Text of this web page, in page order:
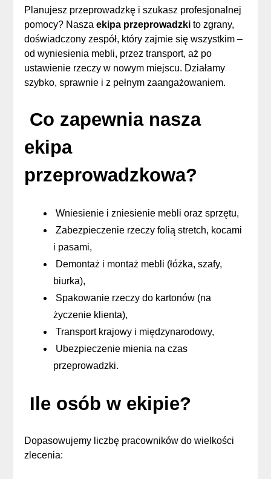
Planujesz przeprowadzkę i szukasz profesjonalnej
pomocy? Naszaekipa przeprowadzki to zgrany,
doświadczony zespół, który zajmie się wszystkim –
od wyniesienia mebli, przez transport, aż po
ustawienie rzeczy w nowym miejscu. Działamy
szybko, sprawnie i z pełnym zaangażowaniem.
Co zapewnia nasza
ekipa
przeprowadzkowa?
Wniesienie i zniesienie mebli oraz sprzętu,
Zabezpieczenie rzeczy folią stretch, kocami
i pasami,
Demontaż i montaż mebli (łóżka, szafy,
biurka),
Spakowanie rzeczy do kartonów (na
życzenie klienta),
Transport krajowy i międzynarodowy,
Ubezpieczenie mienia na czas
przeprowadzki.
Ile osób w ekipie?
Dopasowujemy liczbę pracowników do wielkości
zlecenia: